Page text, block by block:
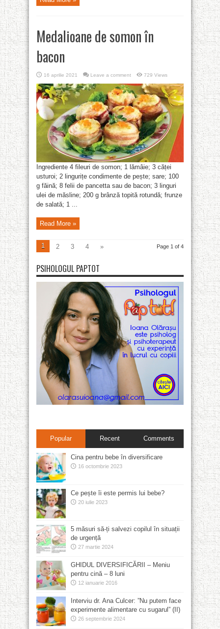
Medalioane de somon în
bacon
16 aprilie 2021 Leave a comment 729 Views
Ingrediente 4 fileuri de somon; 1 lămâie; 3 căței
usturoi; 2 lingurițe condimente de pește; sare; 100
g făină; 8 felii de pancetta sau de bacon; 3 linguri
ulei de măsline; 200 g brânză topită rotundă; frunze
de salată; 1 ...
Read More »
Page 1 of 4
1 2 3 4 »
PSIHOLOGUL PAPTOT
Popular Recent Comments
Cina pentru bebe în diversificare
16 octombrie 2023
Ce pește îi este permis lui bebe?
20 iulie 2023
5 măsuri să-ți salvezi copilul în situații
de urgență
27 martie 2024
GHIDUL DIVERSIFICĂRII – Meniu
pentru cină – 8 luni
12 ianuarie 2016
Interviu dr. Ana Culcer: ”Nu putem face
experimente alimentare cu sugarul” (II)
26 septembrie 2024